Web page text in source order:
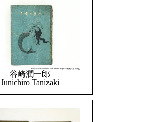
谷崎潤一郎
Junichiro Tanizaki